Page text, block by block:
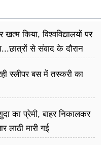
किया, विश्वविद्यालयों पर
से संवाद के दौरान
स्लीपर बस में तस्करी का
का प्रेमी, बाहर निकालकर
लाठी मारी गई